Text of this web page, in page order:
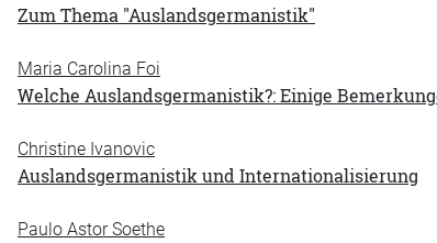
Zum Thema "Auslandsgermanistik"
Maria Carolina Foi
Welche Auslandsgermanistik?: Einige
Christine Ivanovic
Auslandsgermanistik und Internationalisierung
Paulo Astor Soethe